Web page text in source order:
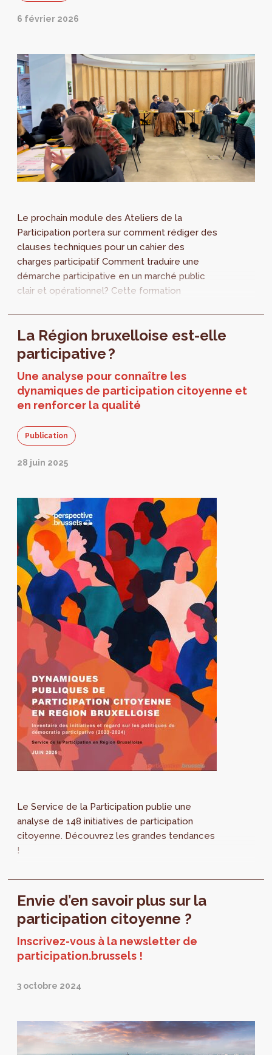
6 février 2026
Le prochain module des Ateliers de la
Participation portera sur comment rédiger des
clauses techniques pour un cahier des
charges participatif Comment traduire une
démarche participative en un marché public
clair et opérationnel? Cette formation
La Région bruxelloise est-elle
participative ?
Une analyse pour connaître les
dynamiques de participation citoyenne et
en renforcer la qualité
Publication
28 juin 2025
Le Service de la Participation publie une
analyse de 148 initiatives de participation
citoyenne. Découvrez les grandes tendances
!
Envie d’en savoir plus sur la
participation citoyenne ?
Inscrivez-vous à la newsletter de
participation.brussels !
3 octobre 2024